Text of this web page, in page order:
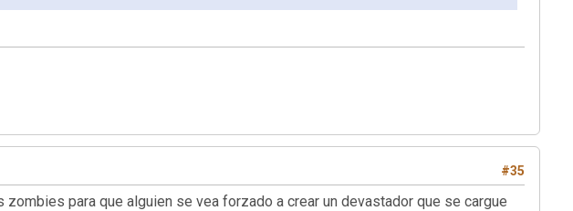
#35
para que alguien se vea forzado a crear un devastador que se cargue